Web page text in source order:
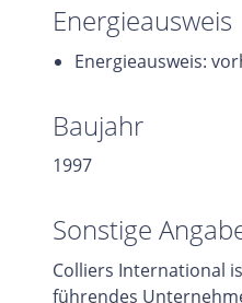
Energieausweis
Energieausweis:
Baujahr
1997
Sonstige
Colliers International
führendes